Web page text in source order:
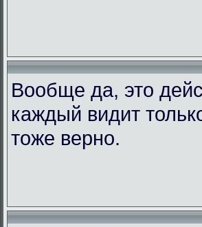
Вообще да, это
каждый видит
тоже верно.